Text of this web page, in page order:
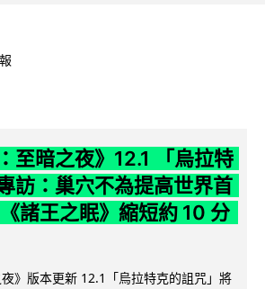
至暗之夜》12.1 「烏拉特
訪：巢穴不為提高世界首
諸王之眠》縮短約 10 分
夜》版本更新 12.1「烏拉特克的詛咒」將